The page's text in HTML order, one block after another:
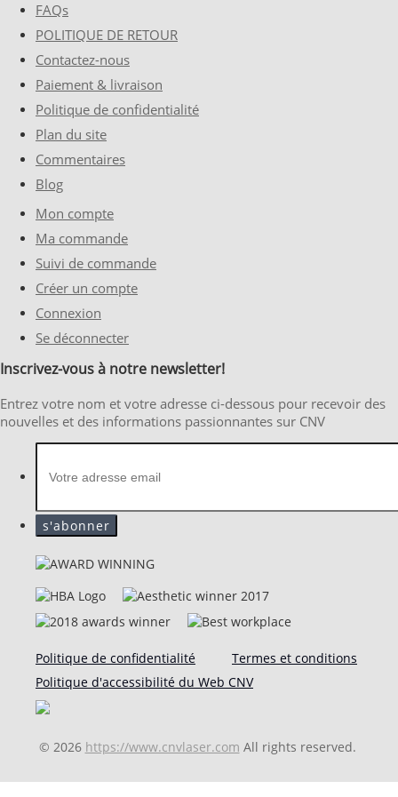
FAQs
POLITIQUE DE RETOUR
Contactez-nous
Paiement & livraison
Politique de confidentialité
Plan du site
Commentaires
Blog
Mon compte
Ma commande
Suivi de commande
Créer un compte
Connexion
Se déconnecter
Inscrivez-vous à notre newsletter!
Entrez votre nom et votre adresse ci-dessous pour recevoir des
nouvelles et des informations passionnantes sur CNV
Politique de confidentialité
Termes et conditions
Politique d'accessibilité du Web CNV
© 2026 https://www.cnvlaser.com All rights reserved.